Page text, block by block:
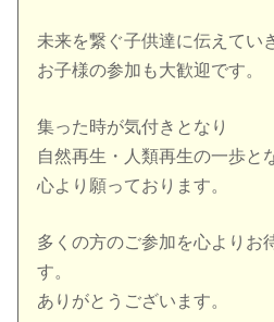
未来を繋ぐ子供達に伝えてい
お子様の参加も大歓迎です。
集った時が気付きとなり
自然再生・人類再生の一歩と
心より願っております。
多くの方のご参加を心よりお
す。
ありがとうございます。